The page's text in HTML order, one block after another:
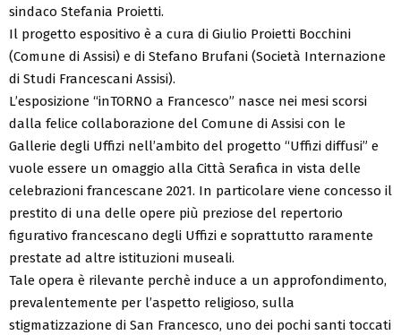
sindaco Stefania Proietti.
Il progetto espositivo è a cura di Giulio Proietti Bocchini
(Comune di Assisi) e di Stefano Brufani (Società Internazione
di Studi Francescani Assisi).
L’esposizione “inTORNO a Francesco” nasce nei mesi scorsi
dalla felice collaborazione del Comune di Assisi con le
Gallerie degli Uffizi nell’ambito del progetto “Uffizi diffusi” e
vuole essere un omaggio alla Città Serafica in vista delle
celebrazioni francescane 2021. In particolare viene concesso il
prestito di una delle opere più preziose del repertorio
figurativo francescano degli Uffizi e soprattutto raramente
prestate ad altre istituzioni museali.
Tale opera è rilevante perchè induce a un approfondimento,
prevalentemente per l’aspetto religioso, sulla
stigmatizzazione di San Francesco, uno dei pochi santi toccati